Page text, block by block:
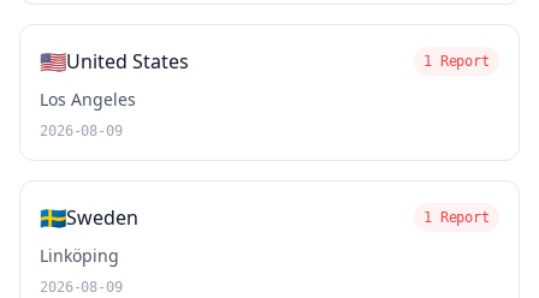
🇺🇸United States 1 Report
Los Angeles
2026-08-09
🇸🇪Sweden 1 Report
Linköping
2026-08-09